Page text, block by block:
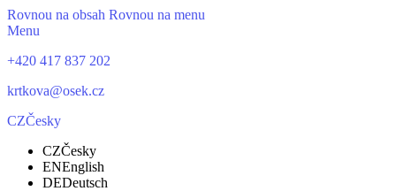
Rovnou na obsah Rovnou na menu
Menu
+420 417 837 202
krtkova@osek.cz
CZČesky
CZČesky
ENEnglish
DEDeutsch